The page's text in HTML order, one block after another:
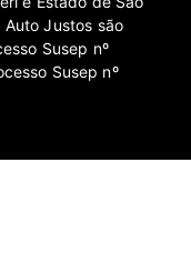
Justos são
Susep nº
Susep nº